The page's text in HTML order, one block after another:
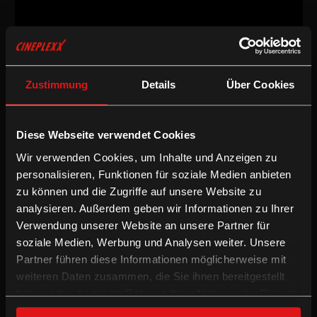
Zustimmung Details Über Cookies
Diese Webseite verwendet Cookies
Wir verwenden Cookies, um Inhalte und Anzeigen zu
personalisieren, Funktionen für soziale Medien anbieten
zu können und die Zugriffe auf unsere Website zu
analysieren. Außerdem geben wir Informationen zu Ihrer
Verwendung unserer Website an unsere Partner für
soziale Medien, Werbung und Analysen weiter. Unsere
Partner führen diese Informationen möglicherweise mit
weiteren Daten zusammen, die Sie ihnen bereitgestellt
haben oder die sie im Rahmen Ihrer Nutzung der Dienste
gesammelt haben.
Drama/2012/112min
Freigegeben ab 12 Jahren
Drehbuch:Barbara Albert
Kamera:
Bogumił Godfrejów
Schnitt: Monika Willi
Besetzung:Anna Fischer, Hanns Schuschnig, August Zirner,
Daniela Sea, Itay Tiran, Winfried Glatzeder, Almut Zircher
Drama
Die Lebenden erzählt die persönliche Reise der 25jährigen Sita.
Eine Reise in die belastete Vergangenheit ihrer Familie; eine Reise
führt. Die Lebenden ist die autobiografisch inspirierte Geschichte